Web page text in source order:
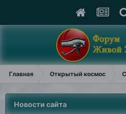
Главная Открытый космос
Новости сайта